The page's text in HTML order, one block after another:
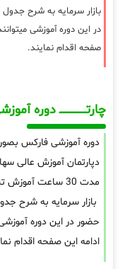
بازار سرمایه به شرح
در این دوره آموزشی
صفحه اقدام نمایند.
چارتـــــــــــــــــــ
دوره آموزشی فارکس
دپارتمان آموزش عالی
مدت 30 ساعت آموزش تئوری و عملی و بهمراه ارائه
بازار سرمایه به شرح
حضور در این دوره
ادامه این صفحه اقدام